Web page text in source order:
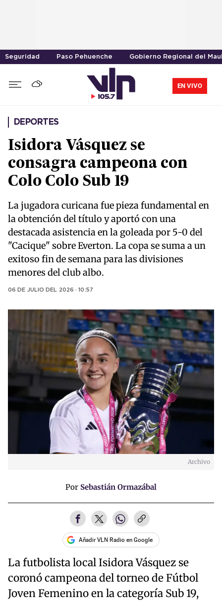
Seguridad Paso Pehuenche Gobierno Regional del
EN VIVO
DEPORTES
Isidora Vásquez se
consagra campeona con
Colo Colo Sub 19
La jugadora curicana fue pieza fundamental en
la obtención del título y aportó con una
destacada asistencia en la goleada por 5-0 del
"Cacique" sobre Everton. La copa se suma a un
exitoso fin de semana para las divisiones
menores del club albo.
06 DE JULIO DEL 2026 · 10:57
Archivo
Por Sebastián Ormazábal
Añadir VLN Radio en Google
La futbolista local Isidora Vásquez se
coronó campeona del torneo de Fútbol
Joven Femenino en la categoría Sub 19,